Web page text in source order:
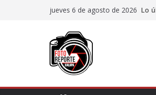
jueves 6 de agosto de 2026 Lo